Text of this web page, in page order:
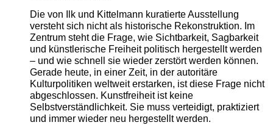
Die von Ilk und Kittelmann kuratierte Ausstellung
versteht sich nicht als historische Rekonstruktion. Im
Zentrum steht die Frage, wie Sichtbarkeit, Sagbarkeit
und künstlerische Freiheit politisch hergestellt werden
– und wie schnell sie wieder zerstört werden können.
Gerade heute, in einer Zeit, in der autoritäre
Kulturpolitiken weltweit erstarken, ist diese Frage nicht
abgeschlossen. Kunstfreiheit ist keine
Selbstverständlichkeit. Sie muss verteidigt, praktiziert
und immer wieder neu hergestellt werden.